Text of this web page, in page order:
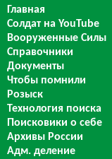
Главная
Солдат на YouTube
Вооруженные Силы
Справочники
Документы
Чтобы помнили
Розыск
Технология поиска
Поисковики о себе
Архивы России
Адм. деление